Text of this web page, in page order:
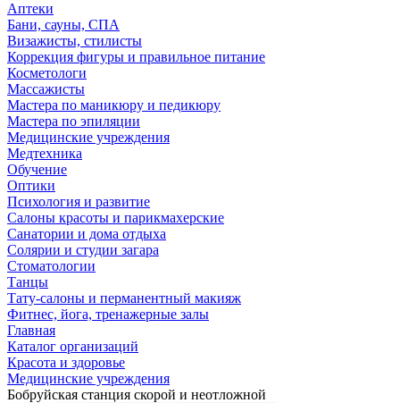
Аптеки
Бани, сауны, СПА
Визажисты, стилисты
Коррекция фигуры и правильное питание
Косметологи
Массажисты
Мастера по маникюру и педикюру
Мастера по эпиляции
Медицинские учреждения
Медтехника
Обучение
Оптики
Психология и развитие
Салоны красоты и парикмахерские
Санатории и дома отдыха
Солярии и студии загара
Стоматологии
Танцы
Тату-салоны и перманентный макияж
Фитнес, йога, тренажерные залы
Главная
Каталог организаций
Красота и здоровье
Медицинские учреждения
Бобруйская станция скорой и неотложной